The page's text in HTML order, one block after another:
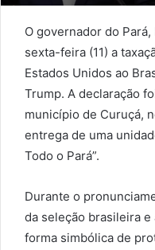
O governador do
sexta-feira (11) a
Estados Unidos ao
Trump. A declaração
município de Curuçá,
entrega de uma
Todo o Pará”.
Durante o
da seleção brasileira
forma simbólica de